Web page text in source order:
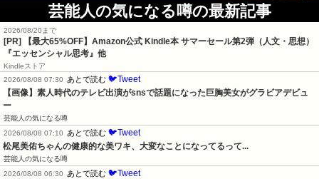
芸能人の気になる噂の最新記事
2026/08/20まで
[PR]
【最大65%OFF】Amazon公式 Kindle本 サマーセール第2弾（人文・思想）
『エッセンシャル思考』他
Kindleストア
2026/08/08 07:30
あとで読む 🐦Tweet
【画像】素人時代のテレビ出演がsnsで話題になった巨胸美女がグラビアデビュ
ー
芸能人の気になる噂
2026/08/08 07:10
あとで読む 🐦Tweet
松尾美佑ちゃんの健康的な美ワキ、大変なことになってるって...
芸能人の気になる噂
2026/08/08 06:30
あとで読む 🐦Tweet